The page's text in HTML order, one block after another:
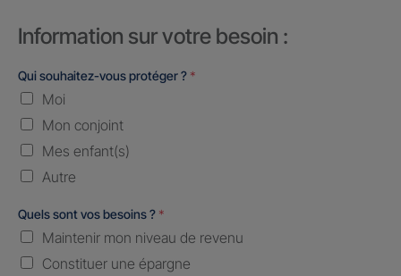
Information sur votre besoin :
Qui souhaitez-vous protéger ? *
Moi
Mon conjoint
Mes enfant(s)
Autre
Quels sont vos besoins ? *
Maintenir mon niveau de revenu
Constituer une épargne